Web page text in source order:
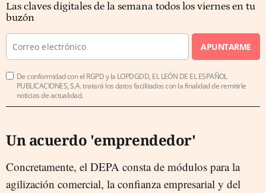
Las claves digitales de la semana todos los viernes en tu
buzón
APUNTARME
De conformidad con el RGPD y la LOPDGDD, EL LEÓN DE EL ESPAÑOL
PUBLICACIONES, S.A. tratará los datos facilitados con la finalidad de remitirle
noticias de actualidad.
Un acuerdo 'emprendedor'
Concretamente, el DEPA consta de módulos para la
agilización comercial, la confianza empresarial y del